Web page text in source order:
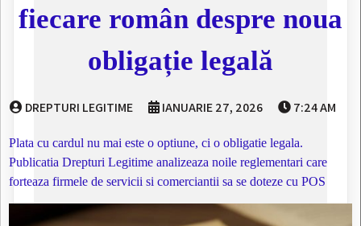
fiecare român despre noua
obligație legală
DREPTURI LEGITIME IANUARIE 27, 2026 7:24 AM
Plata cu cardul nu mai este o optiune, ci o obligatie legala.
Publicatia Drepturi Legitime analizeaza noile reglementari care
forteaza firmele de servicii si comerciantii sa se doteze cu POS